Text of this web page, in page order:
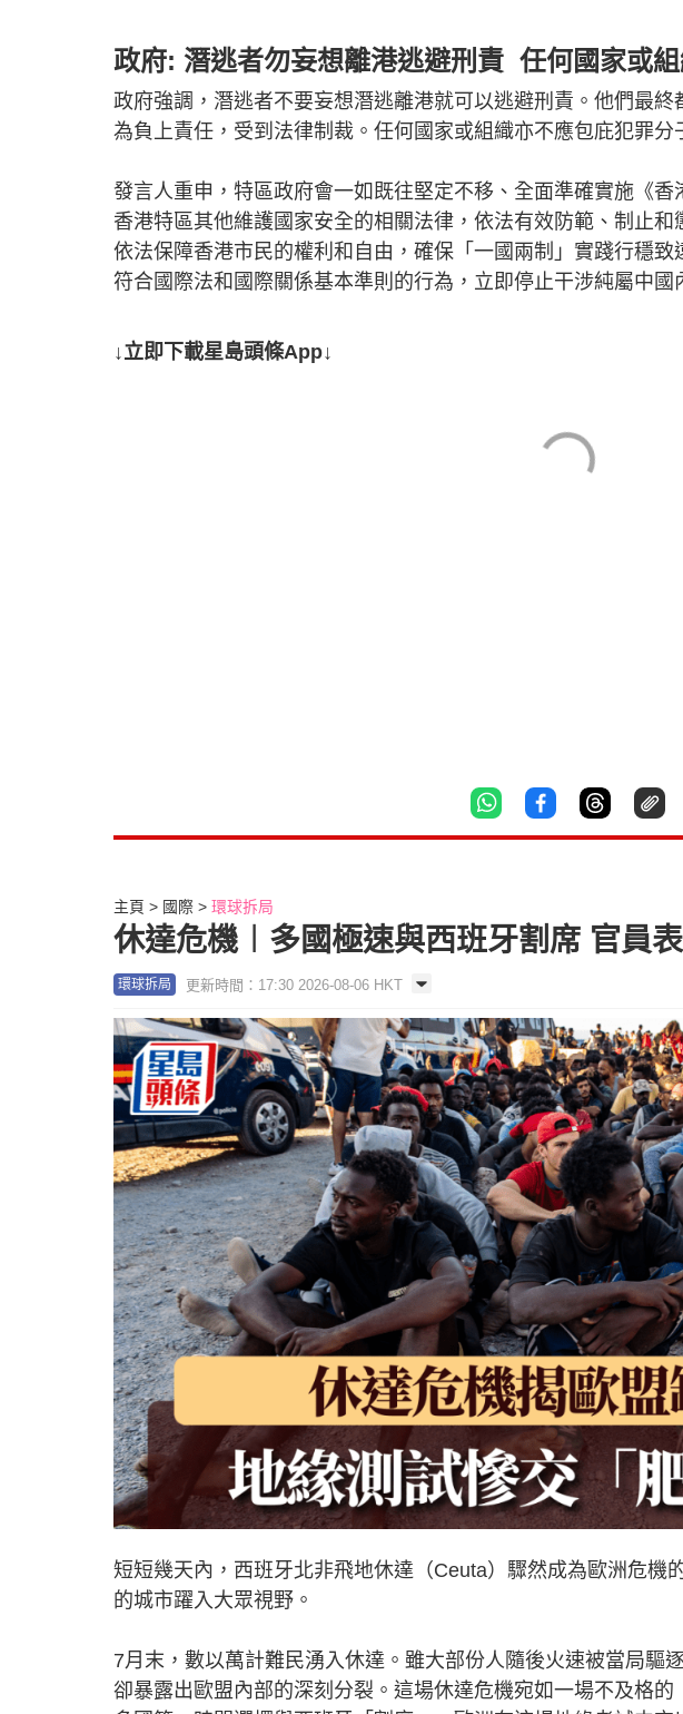
政府: 潛逃者勿妄想離港逃避刑責 任何國家或
政府強調，潛逃者不要妄想潛逃離港就可以逃避刑責。他們最
為負上責任，受到法律制裁。任何國家或組織亦不應包庇犯罪
發言人重申，特區政府會一如既往堅定不移、全面準確實施《
香港特區其他維護國家安全的相關法律，依法有效防範、制止
依法保障香港市民的權利和自由，確保「一國兩制」實踐行穩
符合國際法和國際關係基本準則的行為，立即停止干涉純屬中國
↓立即下載星島頭條App↓
主頁 國際 環球拆局
休達危機︱多國極速與西班牙割席 官員
環球拆局 更新時間：17:30 2026-08-06 HKT
短短幾天內，西班牙北非飛地休達（Ceuta）驟然成為歐洲危機
的城市躍入大眾視野。
7月末，數以萬計難民湧入休達。雖大部份人隨後火速被當局驅
卻暴露出歐盟內部的深刻分裂。這場休達危機宛如一場不及格